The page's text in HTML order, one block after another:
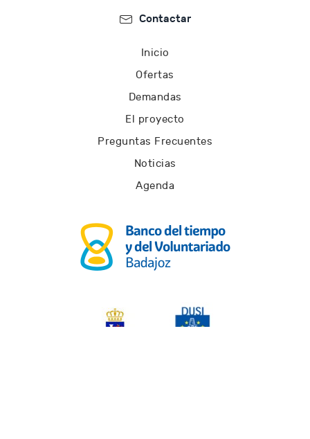
Contactar
Inicio
Ofertas
Demandas
El proyecto
Preguntas Frecuentes
Noticias
Agenda